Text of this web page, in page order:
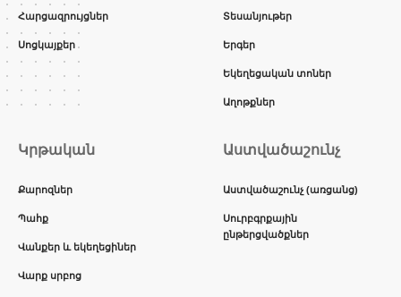
Հարցազրույցներ
Սոցկայքեր
Տեսանյութեր
Երգեր
Եկեղեցական տոներ
Աղոթքներ
Կրթական
Քարոզներ
Պահք
Վանքեր և եկեղեցիներ
Վարք սրբոց
Աստվածաշունչ
Աստվածաշունչ (առցանց)
Սուրբգրքային
ընթերցվածքներ